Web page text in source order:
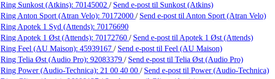
Ring Sunkost (Atkins): 70145002 / Send e-post til Sunkost (Atkins)
Ring Anton Sport (Atran Velo): 70172000 / Send e-post til Anton Sport (Atran Velo)
Ring Apotek 1 Syd (Attends): 70176690
Ring Apotek 1 Øst (Attends): 70172760 / Send e-post til Apotek 1 Øst (Attends)
Ring Feel (AU Maison): 45939167 / Send e-post til Feel (AU Maison)
Ring Telia Øst (Audio Pro): 92083379 / Send e-post til Telia Øst (Audio Pro)
Ring Power (Audio-Technica): 21 00 40 00 / Send e-post til Power (Audio-Technica)